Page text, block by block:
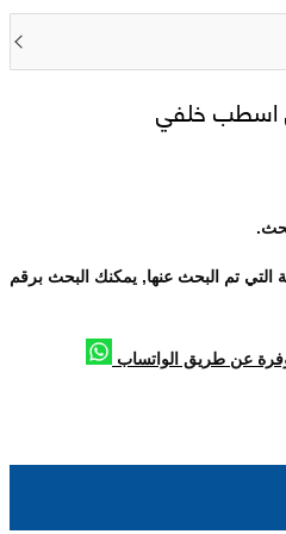
هايس اسطب خلفي
التي تم البحث عنها, يمكنك البحث برقم
عن طريق الواتساب